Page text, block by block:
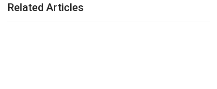
Related Articles